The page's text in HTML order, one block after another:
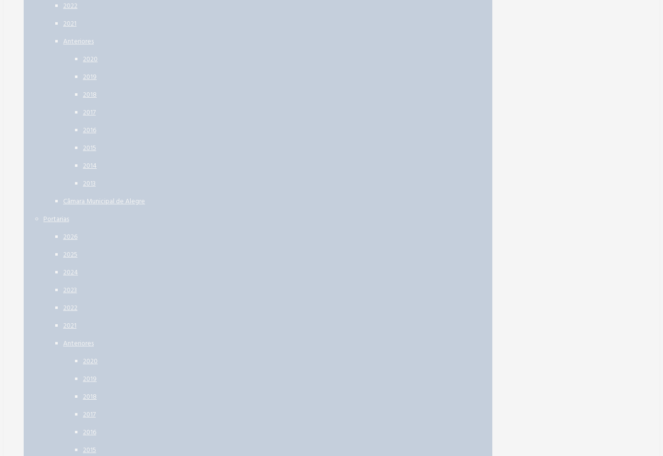
2022
2021
Anteriores
2020
2019
2018
2017
2016
2015
2014
2013
Câmara Municipal de Alegre
Portarias
2026
2025
2024
2023
2022
2021
Anteriores
2020
2019
2018
2017
2016
2015